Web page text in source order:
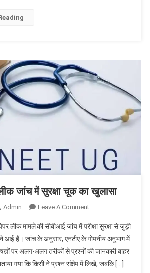
ने
किया
बाबा
जलाभिषेक
जांच में सुरक्षा चूक का खुलासा
Admin Leave A CommentOn
यूजी
पेपर
लीक
जांच
लीक मामले की सीबीआई जांच में परीक्षा सुरक्षा से जुड़ी
आई हैं। जांच के अनुसार, एनटीए के गोपनीय अनुभाग में
पर अलग-अलग तरीकों से प्रश्नों की जानकारी बाहर
गया कि किसी ने प्रश्न संक्षेप में लिखे, जबकि […]